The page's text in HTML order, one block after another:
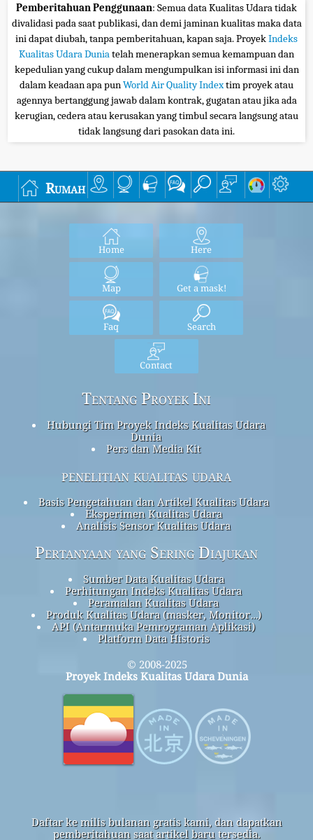
Pemberitahuan Penggunaan: Semua data Kualitas Udara tidak
divalidasi pada saat publikasi, dan demi jaminan kualitas maka data
ini dapat diubah, tanpa pemberitahuan, kapan saja. ProyekIndeks
Kualitas Udara Duniatelah menerapkan semua kemampuan dan
kepedulian yang cukup dalam mengumpulkan isi informasi ini dan
dalam keadaan apa punWorld Air Quality Indextim proyek atau
agennya bertanggung jawab dalam kontrak, gugatan atau jika ada
kerugian, cedera atau kerusakan yang timbul secara langsung atau
tidak langsung dari pasokan data ini.
Rumah
Home Here
Map Get a mask!
Faq Search
Contact
Tentang Proyek Ini
Hubungi Tim Proyek Indeks Kualitas Udara
Dunia
Pers dan Media Kit
penelitian kualitas udara
Basis Pengetahuan dan Artikel Kualitas Udara
Eksperimen Kualitas Udara
Analisis Sensor Kualitas Udara
Pertanyaan yang Sering Diajukan
Sumber Data Kualitas Udara
Perhitungan Indeks Kualitas Udara
Peramalan Kualitas Udara
Produk Kualitas Udara (masker, Monitor…)
API (Antarmuka Pemrograman Aplikasi)
Platform Data Historis
© 2008-2025
Proyek Indeks Kualitas Udara Dunia
Daftar ke milis bulanan gratis kami, dan dapatkan
pemberitahuan saat artikel baru tersedia.